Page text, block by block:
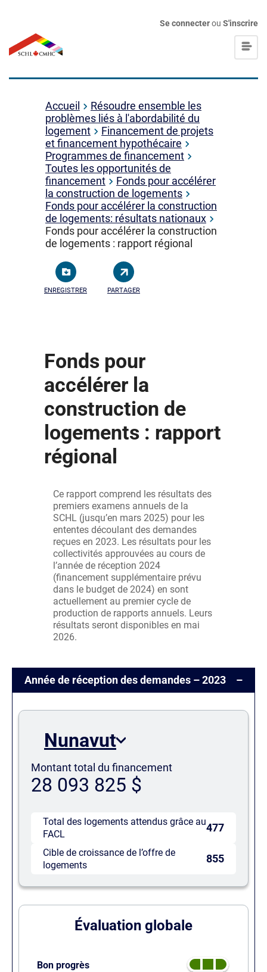
Se connecterou S'inscrire
Accueil
Résoudre ensemble les
problèmes liés à l'abordabilité du
logement
Financement de projets
et financement hypothécaire
Programmes de financement
Toutes les opportunités de
financement
Fonds pour accélérer
la construction de logements
Fonds pour accélérer la construction
de logements: résultats nationaux
Fonds pour accélérer la construction
de logements : rapport régional
ENREGISTRER PARTAGER
Fonds pour
accélérer la
construction de
logements : rapport
régional
Ce rapport comprend les résultats des
premiers examens annuels de la
SCHL (jusqu’en mars 2025) pour les
ententes découlant des demandes
reçues en 2023. Les résultats pour les
collectivités approuvées au cours de
l’année de réception 2024
(financement supplémentaire prévu
dans le budget de 2024) en sont
actuellement au premier cycle de
production de rapports annuels. Leurs
résultats seront disponibles en mai
2026.
Année de réception des demandes – 2023
Nunavut
Montant total du financement
28 093 825 $
Total des logements attendus grâce au
FACL
477
Cible de croissance de l’offre de
logements
855
Évaluation globale
Bon progrès